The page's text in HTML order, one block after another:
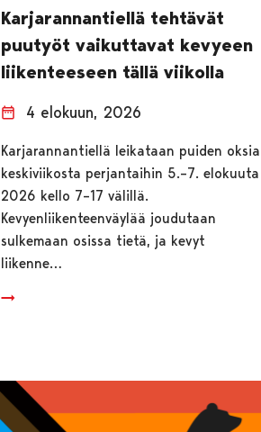
Karjarannantiellä tehtävät
puutyöt vaikuttavat kevyeen
liikenteeseen tällä viikolla
4 elokuun, 2026
Karjarannantiellä leikataan puiden oksia
keskiviikosta perjantaihin 5.–7. elokuuta
2026 kello 7–17 välillä.
Kevyenliikenteenväylää joudutaan
sulkemaan osissa tietä, ja kevyt
liikenne…